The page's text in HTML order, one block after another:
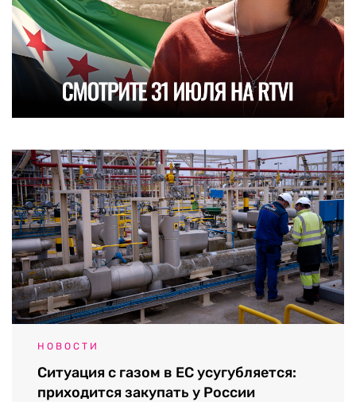
НОВОСТИ
Ситуация с газом в ЕС усугубляется:
приходится закупать у России